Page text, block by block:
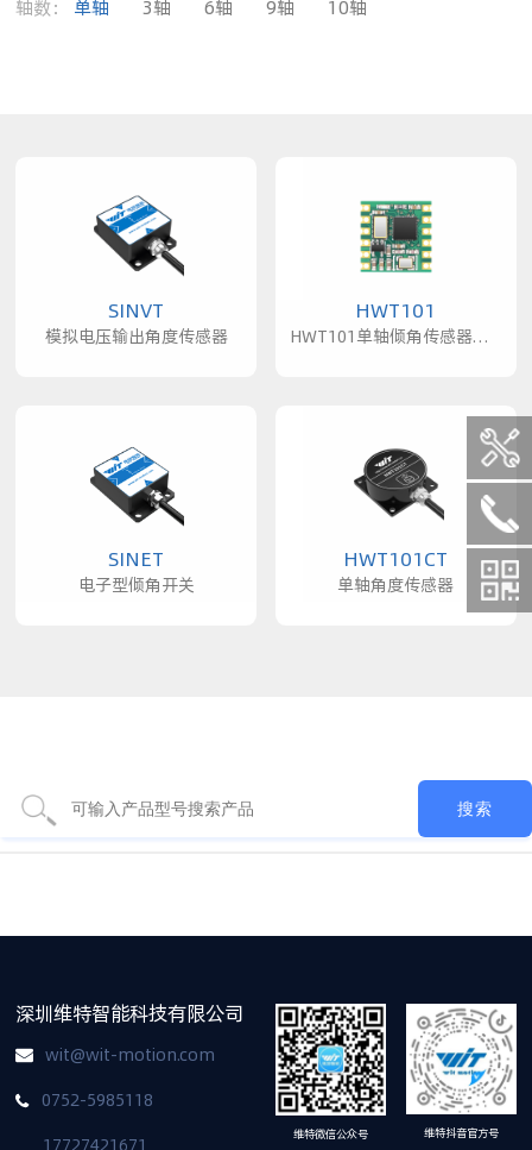
轴数： 单轴 3轴 6轴 9轴 10轴
SINVT
模拟电压输出角度传感器
HWT101
HWT101单轴倾角传感器模组
SINET
电子型倾角开关
HWT101CT
单轴角度传感器
深圳维特智能科技有限公司
wit@wit-motion.com
0752-5985118
17727421671
维特微信公众号 维特抖音官方号